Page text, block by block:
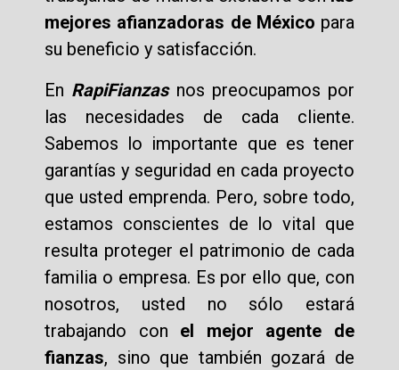
mejores afianzadoras de México para
su beneficio y satisfacción.
En RapiFianzasnos preocupamos por
las necesidades de cada cliente.
Sabemos lo importante que es tener
garantías y seguridad en cada proyecto
que usted emprenda. Pero, sobre todo,
estamos conscientes de lo vital que
resulta proteger el patrimonio de cada
familia o empresa. Es por ello que, con
nosotros, usted no sólo estará
trabajando con el mejor agente de
fianzas, sino que también gozará de